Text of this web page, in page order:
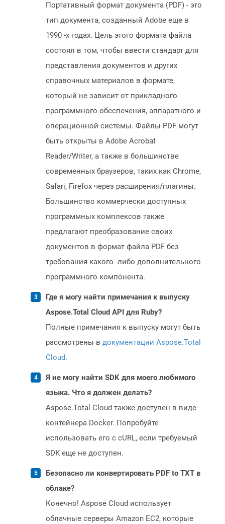
Портативный формат документа (PDF) - это
тип документа, созданный Adobe еще в
1990 -х годах. Цель этого формата файла
состоял в том, чтобы ввести стандарт для
представления документов и других
справочных материалов в формате,
который не зависит от прикладного
программного обеспечения, аппаратного и
операционной системы. Файлы PDF могут
быть открыты в Adobe Acrobat
Reader/Writer, а также в большинстве
современных браузеров, таких как Chrome,
Safari, Firefox через расширения/плагины.
Большинство коммерчески доступных
программных комплексов также
предлагают преобразование своих
документов в формат файла PDF без
требования какого -либо дополнительного
программного компонента.
Где я могу найти примечания к выпуску
Aspose.Total Cloud API для Ruby?
Полные примечания к выпуску могут быть
рассмотрены в документации Aspose.Total
Cloud.
Я не могу найти SDK для моего любимого
языка. Что я должен делать?
Aspose.Total Cloud также доступен в виде
контейнера Docker. Попробуйте
использовать его с cURL, если требуемый
SDK еще не доступен.
Безопасно ли конвертировать PDF to TXT в
облаке?
Конечно! Aspose Cloud использует
облачные серверы Amazon EC2, которые